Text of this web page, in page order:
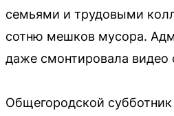
семьями и трудовыми
сотню мешков мусора.
даже смонтировала видео
Общегородской